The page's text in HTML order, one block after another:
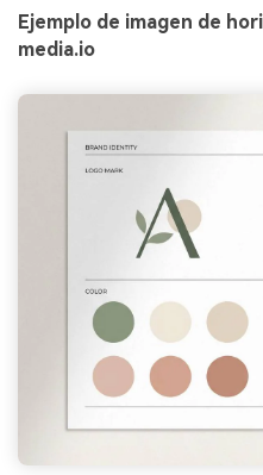
Ejemplo de imagen de
media.io